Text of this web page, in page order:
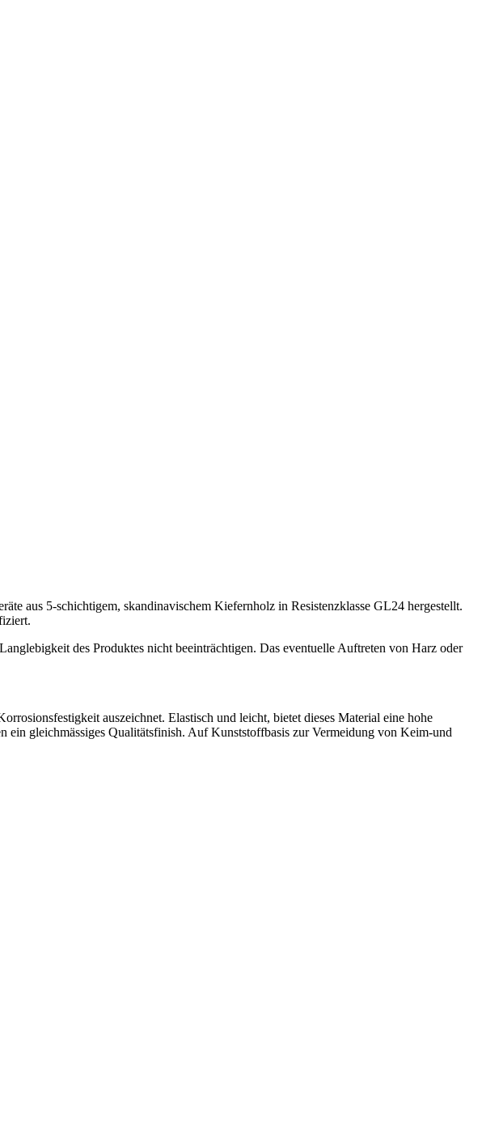
aus 5-schichtigem, skandinavischem Kiefernholz in Resistenzklasse GL24 hergestellt.
des Produktes nicht beeinträchtigen. Das eventuelle Auftreten von Harz oder
auszeichnet. Elastisch und leicht, bietet dieses Material eine hohe
gleichmässiges Qualitätsfinish. Auf Kunststoffbasis zur Vermeidung von Keim-und